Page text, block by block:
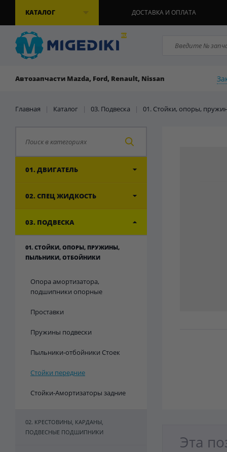
КАТАЛОГ ДОСТАВКА И ОПЛАТА
Автозапчасти Mazda, Ford, Renault, Nissan
Главная | Каталог | 03. Подвеска | 01. Стойки, опоры,
01. ДВИГАТЕЛЬ
02. СПЕЦ ЖИДКОСТЬ
03. ПОДВЕСКА
01. СТОЙКИ, ОПОРЫ, ПРУЖИНЫ,
ПЫЛЬНИКИ, ОТБОЙНИКИ
Опора амортизатора,
подшипники опорные
Проставки
Пружины подвески
Пыльники-отбойники Стоек
Стойки передние
Стойки-Амортизаторы задние
02. КРЕСТОВИНЫ, КАРДАНЫ,
ПОДВЕСНЫЕ ПОДШИПНИКИ
Эта